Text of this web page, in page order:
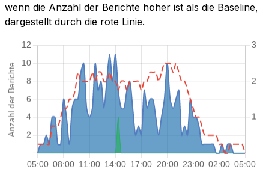
wenn die Anzahl der Berichte höher ist als die Baseline,
dargestellt durch die rote Linie.